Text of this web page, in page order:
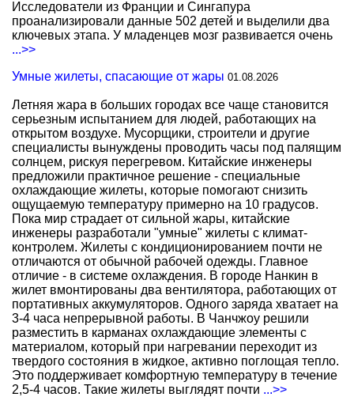
Исследователи из Франции и Сингапура
проанализировали данные 502 детей и выделили два
ключевых этапа. У младенцев мозг развивается очень
...>>
Умные жилеты, спасающие от жары 01.08.2026
Летняя жара в больших городах все чаще становится
серьезным испытанием для людей, работающих на
открытом воздухе. Мусорщики, строители и другие
специалисты вынуждены проводить часы под палящим
солнцем, рискуя перегревом. Китайские инженеры
предложили практичное решение - специальные
охлаждающие жилеты, которые помогают снизить
ощущаемую температуру примерно на 10 градусов.
Пока мир страдает от сильной жары, китайские
инженеры разработали "умные" жилеты с климат-
контролем. Жилеты с кондиционированием почти не
отличаются от обычной рабочей одежды. Главное
отличие - в системе охлаждения. В городе Нанкин в
жилет вмонтированы два вентилятора, работающих от
портативных аккумуляторов. Одного заряда хватает на
3-4 часа непрерывной работы. В Чанчжоу решили
разместить в карманах охлаждающие элементы с
материалом, который при нагревании переходит из
твердого состояния в жидкое, активно поглощая тепло.
Это поддерживает комфортную температуру в течение
2,5-4 часов. Такие жилеты выглядят почти ...>>